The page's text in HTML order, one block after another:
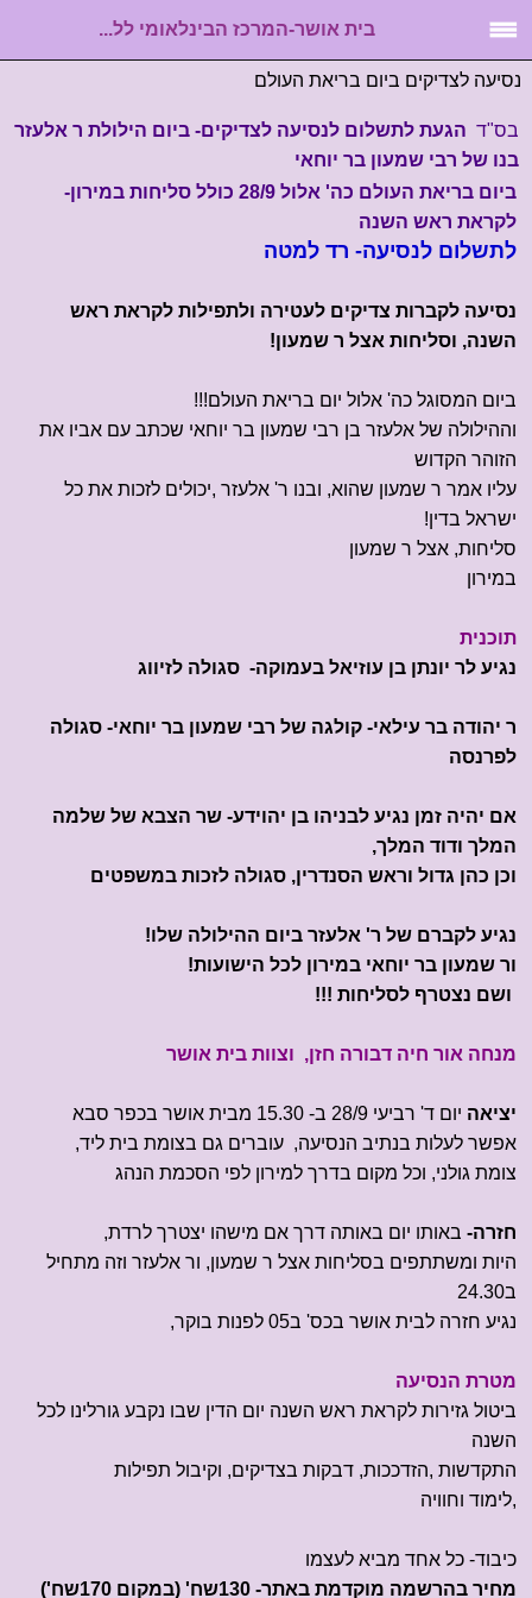
בית אושר-המרכז הבינלאומי לל...
נסיעה לצדיקים ביום בריאת העולם
בס"ד הגעת לתשלום לנסיעה לצדיקים- ביום הילולת ר אלעזר
בנו של רבי שמעון בר יוחאי
ביום בריאת העולם כה' אלול 28/9 כולל סליחות במירון-
לקראת ראש השנה
לתשלום לנסיעה- רד למטה
נסיעה לקברות צדיקים לעטירה ולתפילות לקראת ראש
השנה, וסליחות אצל ר שמעון!
ביום המסוגל כה' אלול יום בריאת העולם!!!
וההילולה של אלעזר בן רבי שמעון בר יוחאי שכתב עם אביו את
הזוהר הקדוש
עליו אמר ר שמעון שהוא, ובנו ר' אלעזר ,יכולים לזכות את כל
ישראל בדין!
סליחות, אצל ר שמעון
במירון
תוכנית
נגיע לר יונתן בן עוזיאל בעמוקה- סגולה לזיווג
ר יהודה בר עילאי- קולגה של רבי שמעון בר יוחאי- סגולה
לפרנסה
אם יהיה זמן נגיע לבניהו בן יהוידע- שר הצבא של שלמה
המלך ודוד המלך,
וכן כהן גדול וראש הסנדרין, סגולה לזכות במשפטים
נגיע לקברם של ר' אלעזר ביום ההילולה שלו!
ור שמעון בר יוחאי במירון לכל הישועות!
​ ושם נצטרף לסליחות !!!
מנחה אור חיה דבורה חזן, וצוות בית אושר
יציאה יום ד' רביעי 28/9 ב- 15.30 מבית אושר בכפר סבא
אפשר לעלות בנתיב הנסיעה, עוברים גם בצומת בית ליד,
צומת גולני, וכל מקום בדרך למירון לפי הסכמת הנהג
חזרה- באותו יום באותה דרך אם מישהו יצטרך לרדת,
היות ומשתתפים בסליחות אצל ר שמעון, ור אלעזר וזה מתחיל
ב24.30
נגיע חזרה לבית אושר בכס' ב05 לפנות בוקר,
מטרת הנסיעה
ביטול גזירות לקראת ראש השנה יום הדין שבו נקבע גורלינו לכל
השנה
התקדשות ,הזדככות, דבקות בצדיקים, וקיבול תפילות
,לימוד וחוויה
כיבוד- כל אחד מביא לעצמו
מחיר בהרשמה מוקדמת באתר- 130שח' (במקום 170שח')